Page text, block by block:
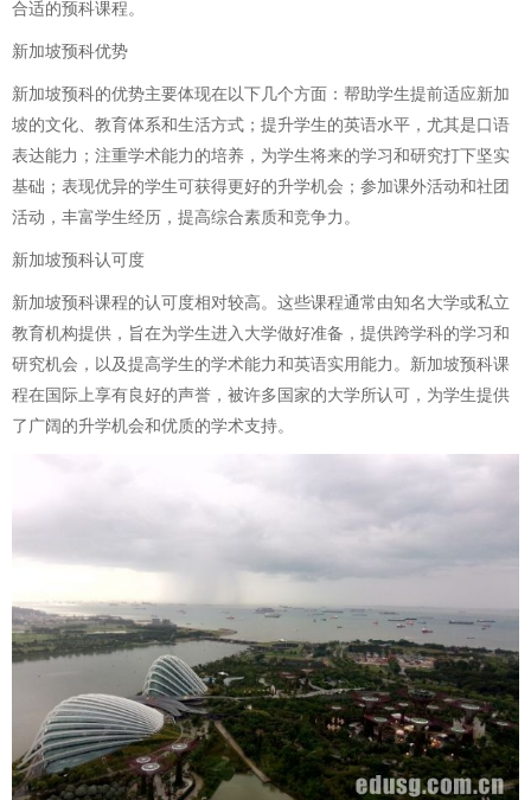
合适的预科课程。
新加坡预科优势
新加坡预科的优势主要体现在以下几个方面：帮助学生提前适应新加
坡的文化、教育体系和生活方式；提升学生的英语水平，尤其是口语
表达能力；注重学术能力的培养，为学生将来的学习和研究打下坚实
基础；表现优异的学生可获得更好的升学机会；参加课外活动和社团
活动，丰富学生经历，提高综合素质和竞争力。
新加坡预科认可度
新加坡预科课程的认可度相对较高。这些课程通常由知名大学或私立
教育机构提供，旨在为学生进入大学做好准备，提供跨学科的学习和
研究机会，以及提高学生的学术能力和英语实用能力。新加坡预科课
程在国际上享有良好的声誉，被许多国家的大学所认可，为学生提供
了广阔的升学机会和优质的学术支持。